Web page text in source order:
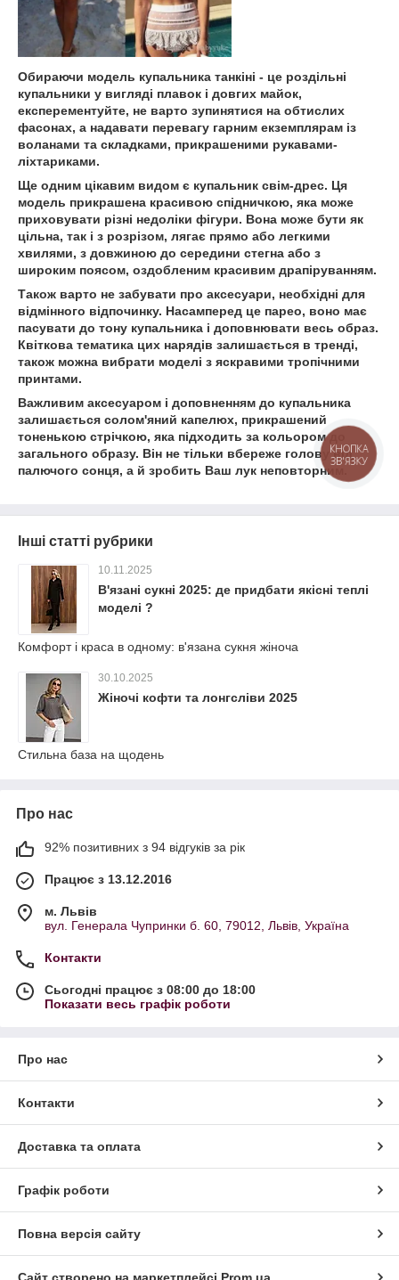
Обираючи модель купальника танкіні - це роздільні
купальники у вигляді плавок і довгих майок,
експерементуйте, не варто зупинятися на обтислих
фасонах, а надавати перевагу гарним екземплярам із
воланами та складками, прикрашеними рукавами-
ліхтариками.
Ще одним цікавим видом є купальник свім-дрес. Ця
модель прикрашена красивою спідничкою, яка може
приховувати різні недоліки фігури. Вона може бути як
цільна, так і з розрізом, лягає прямо або легкими
хвилями, з довжиною до середини стегна або з
широким поясом, оздобленим красивим драпіруванням.
Також варто не забувати про аксесуари, необхідні для
відмінного відпочинку. Насамперед це парео, воно має
пасувати до тону купальника і доповнювати весь образ.
Квіткова тематика цих нарядів залишається в тренді,
також можна вибрати моделі з яскравими тропічними
принтами.
Важливим аксесуаром і доповненням до купальника
залишається солом'яний капелюх, прикрашений
тоненькою стрічкою, яка підходить за кольором до
загального образу. Він не тільки вбереже голову від
палючого сонця, а й зробить Ваш лук неповторним.
Інші статті рубрики
10.11.2025
В'язані сукні 2025: де придбати якісні теплі
моделі ?
Комфорт і краса в одному: в'язана сукня жіноча
30.10.2025
Жіночі кофти та лонгсліви 2025
Стильна база на щодень
Про нас
92% позитивних з 94 відгуків за рік
Працює з 13.12.2016
м. Львів
вул. Генерала Чупринки б. 60, 79012, Львів, Україна
Контакти
Сьогодні працює з 08:00 до 18:00
Показати весь графік роботи
Про нас
Контакти
Доставка та оплата
Графік роботи
Повна версія сайту
КНОПКА
ЗВ'ЯЗКУ